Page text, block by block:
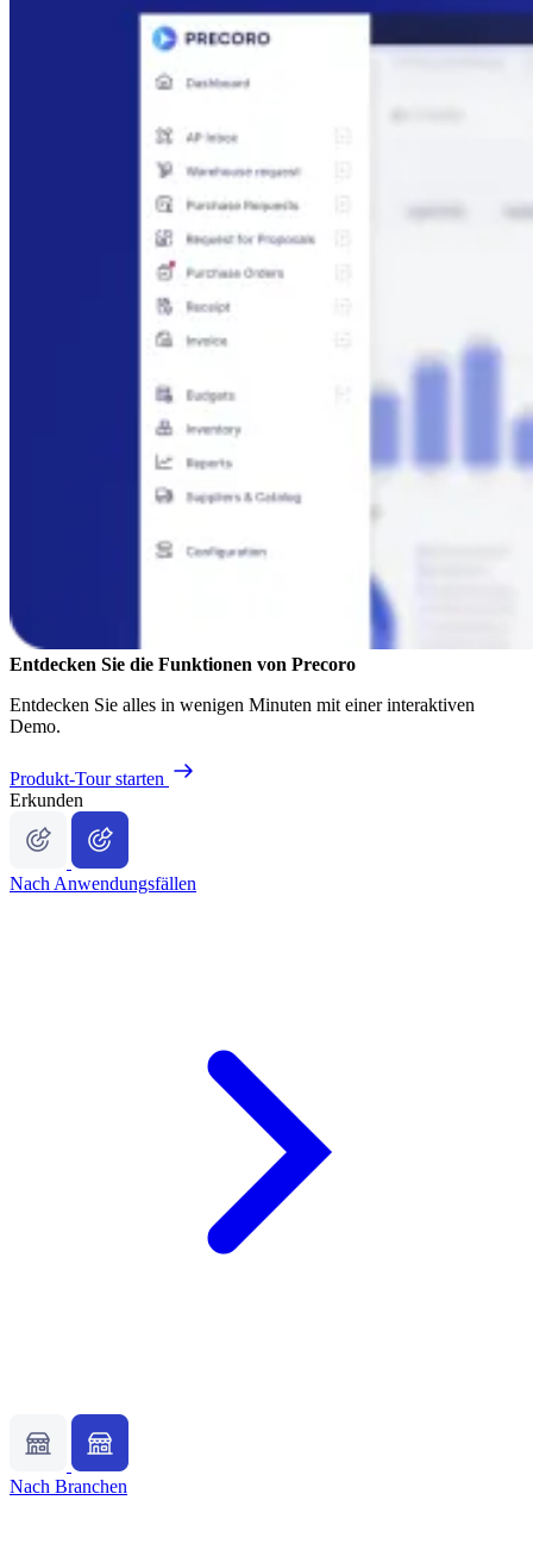
Entdecken Sie die Funktionen von Precoro
Entdecken Sie alles in wenigen Minuten mit einer interaktiven
Demo.
Produkt-Tour starten
Erkunden
Nach Anwendungsfällen
Nach Branchen